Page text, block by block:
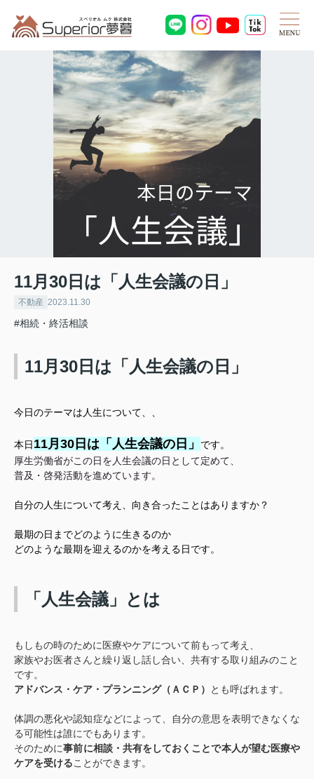
11月30日は「人生会議の日」
不動産 2023.11.30
#相続・終活相談
11月30日は「人生会議の日」
今日のテーマは人生について、、
本日11月30日は「人生会議の日」
です。
厚生労働省がこの日を人生会議の日として定めて、
普及・啓発活動を進めています。
自分の人生について考え、向き合ったことはありますか？
最期の日までどのように生きるのか
どのような最期を迎えるのかを考える日です。
「人生会議」とは
もしもの時のために医療やケアについて前もって考え、
家族やお医者さんと繰り返し話し合い、共有する取り組みのこと
です。
アドバンス・ケア・プランニング（ＡＣＰ）
とも呼ばれます。
体調の悪化や認知症などによって、自分の意思を表明できなくな
る可能性は誰にでもあります。
そのために事前に相談・共有をしておくことで本人が望む医療や
ケアを受けることができます。